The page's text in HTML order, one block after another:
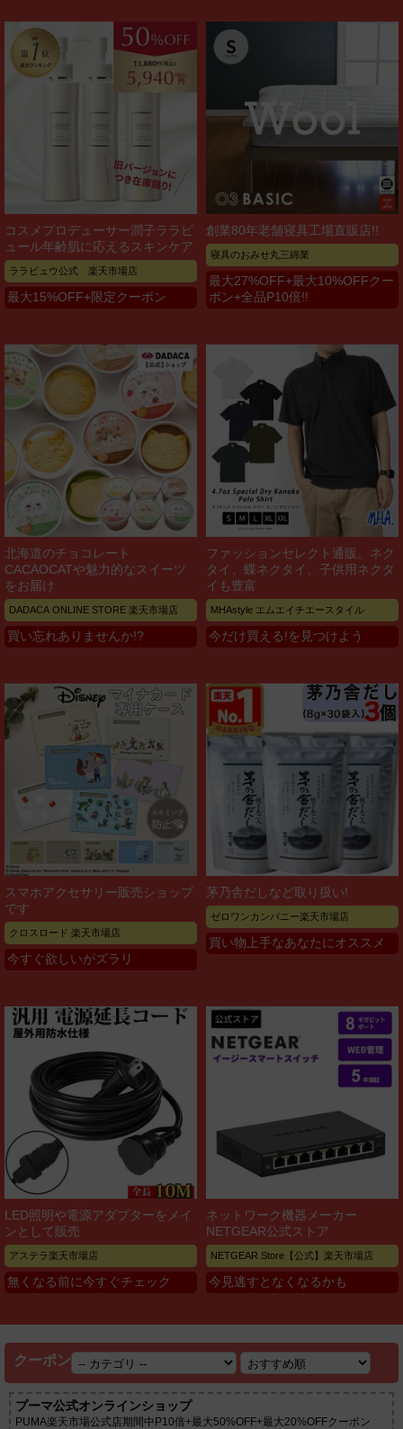
コスメプロデューサー潤子ララビ
ュール年齢肌に応えるスキンケア
ララビュウ公式 楽天市場店
最大15%OFF+限定クーポン
創業80年老舗寝具工場直販店!!
寝具のおみせ丸三綿業
最大27%OFF+最大10%OFFクー
ポン+全品P10倍!!
北海道のチョコレート
CACAOCATや魅力的なスイーツ
をお届け
DADACA ONLINE STORE 楽天市場店
買い忘れありませんか!?
ファッションセレクト通販。ネク
タイ、蝶ネクタイ、子供用ネクタ
イも豊富
MHAstyle エムエイチエースタイル
今だけ買える!を見つけよう
スマホアクセサリー販売ショップ
です
クロスロード 楽天市場店
今すぐ欲しいがズラリ
茅乃舎だしなど取り扱い!
ゼロワンカンパニー楽天市場店
買い物上手なあなたにオススメ
LED照明や電源アダプターをメイ
ンとして販売
アステラ楽天市場店
無くなる前に今すぐチェック
ネットワーク機器メーカー
NETGEAR公式ストア
NETGEAR Store【公式】楽天市場店
今見逃すとなくなるかも
クーポン
プーマ公式オンラインショップ
PUMA楽天市場公式店期間中P10倍+最大50%OFF+最大20%OFFクーポン